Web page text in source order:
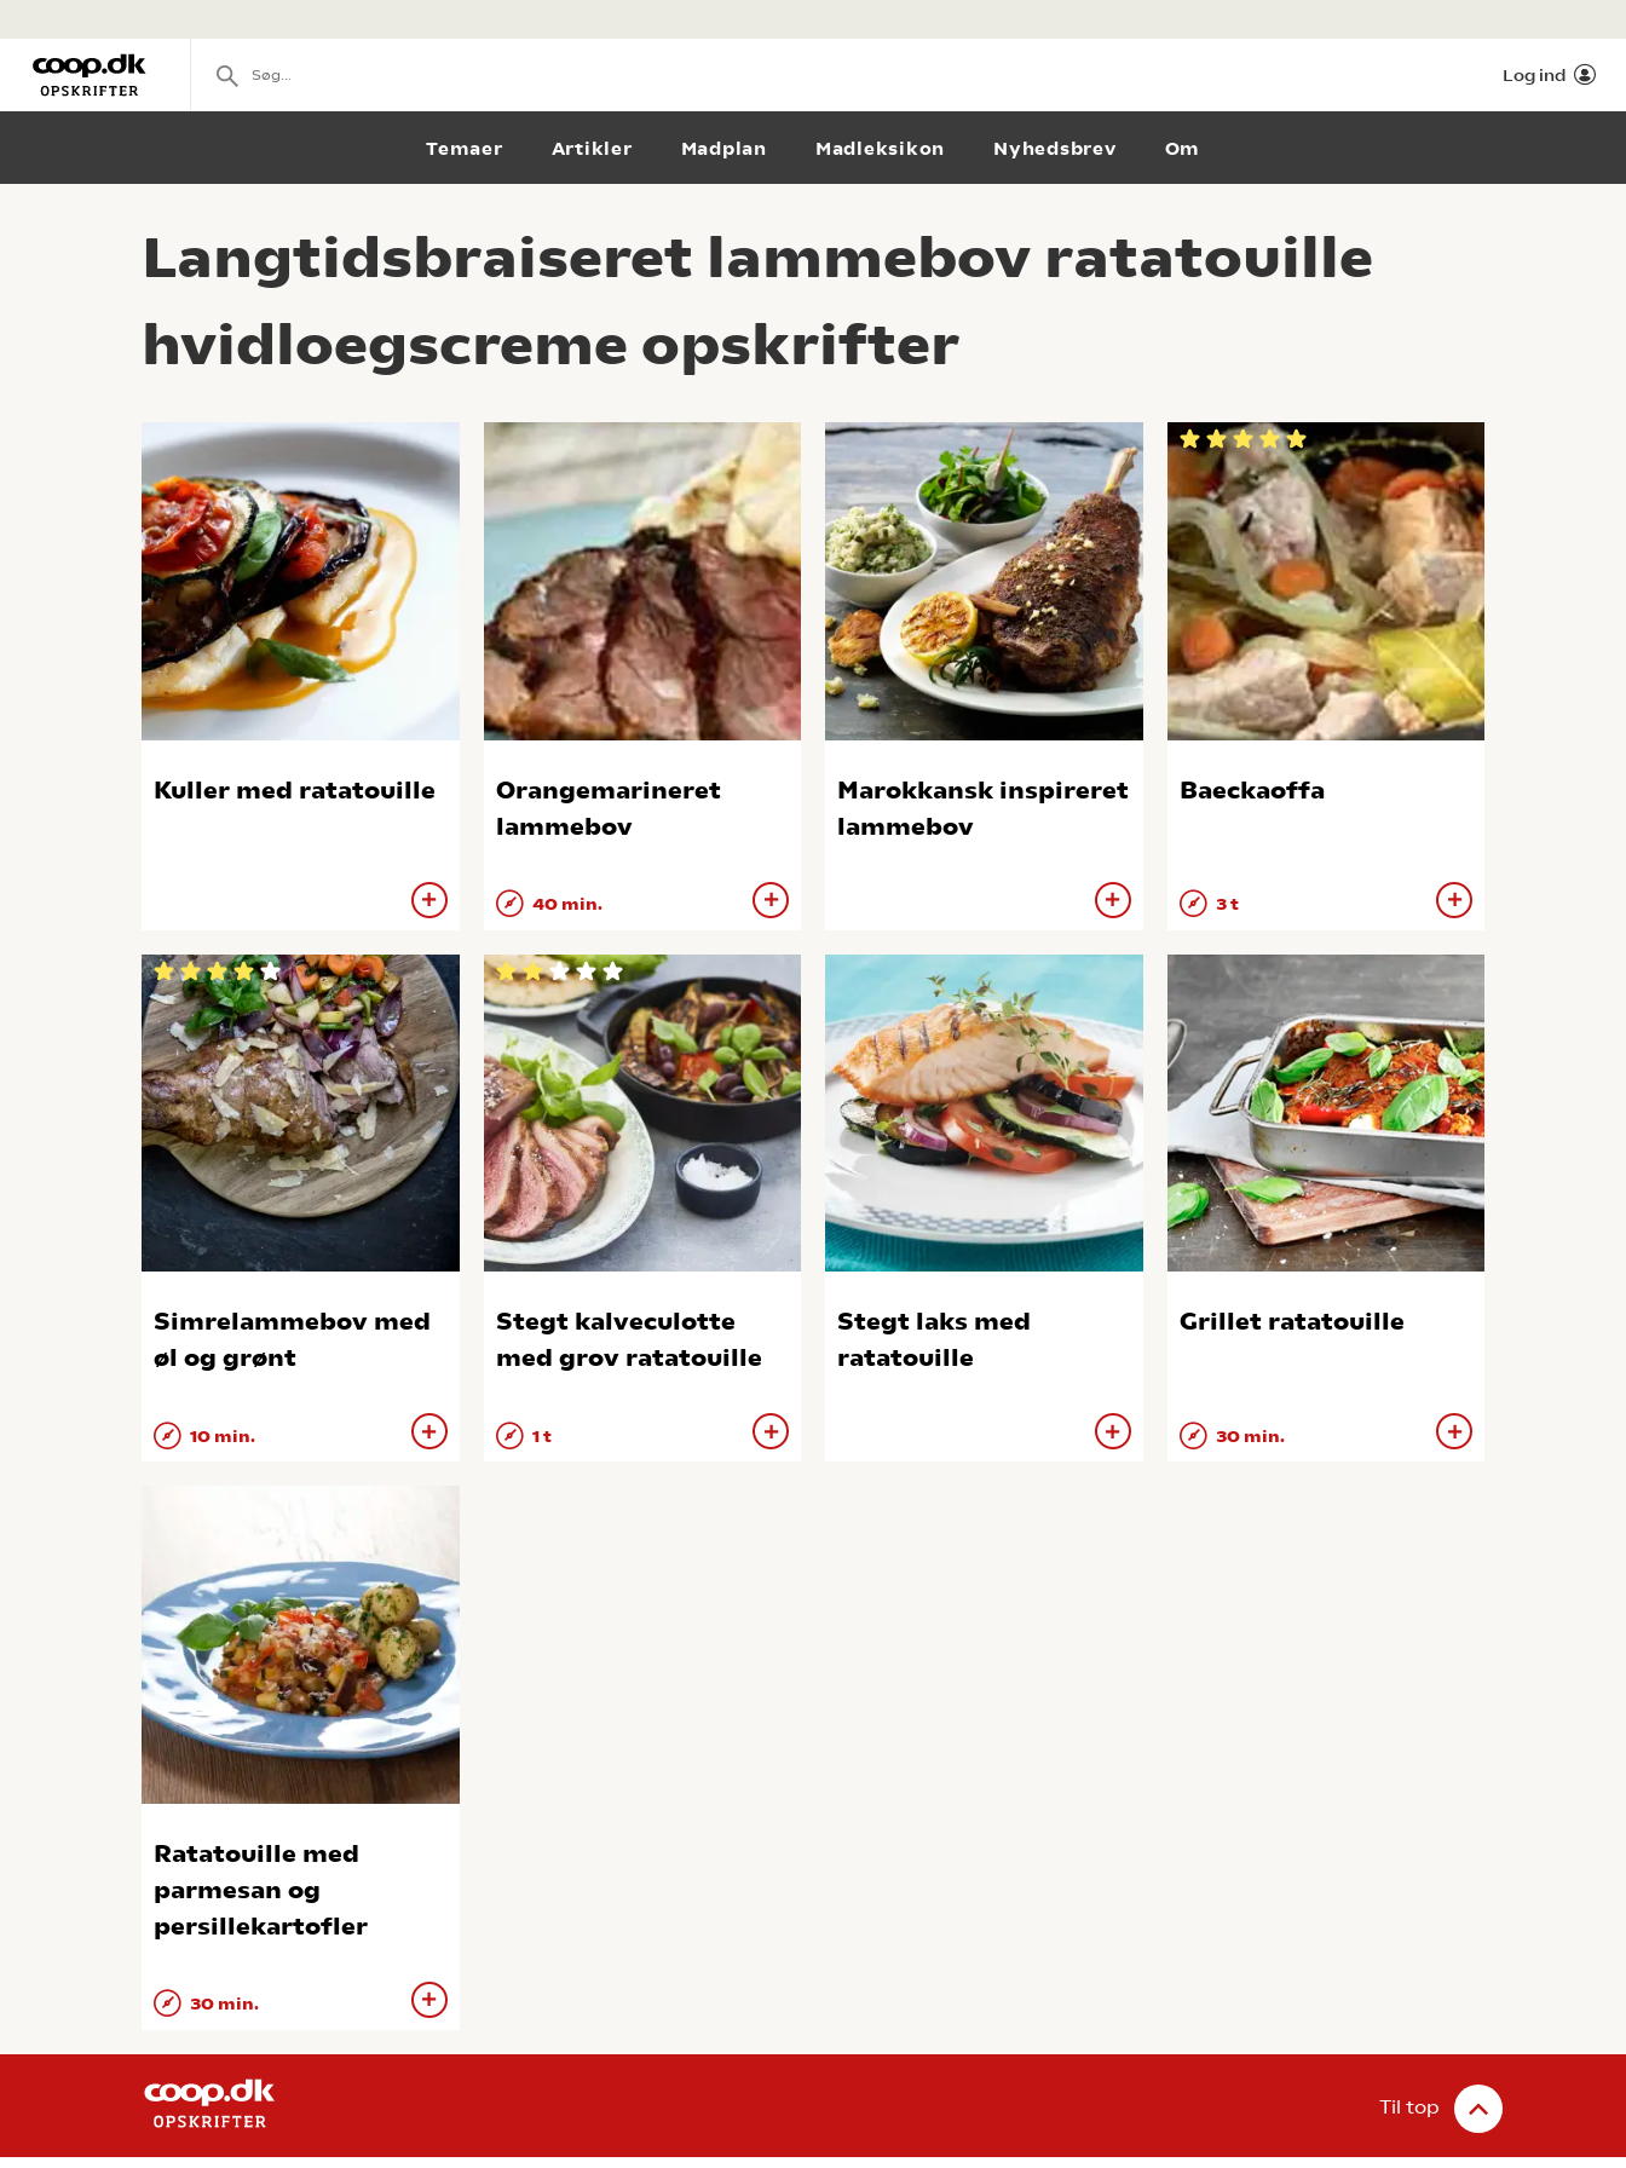
Log ind
Temaer Artikler Madplan Madleksikon Nyhedsbrev Om
Langtidsbraiseret lammebov ratatouille
hvidloegscreme opskrifter
Kuller med ratatouille
Orangemarineret
lammebov
40 min.
Marokkansk inspireret
lammebov
Baeckaoffa
3 t
Simrelammebov med
øl og grønt
10 min.
Stegt kalveculotte
med grov ratatouille
1 t
Stegt laks med
ratatouille
Grillet ratatouille
30 min.
Ratatouille med
parmesan og
persillekartofler
30 min.
Til top